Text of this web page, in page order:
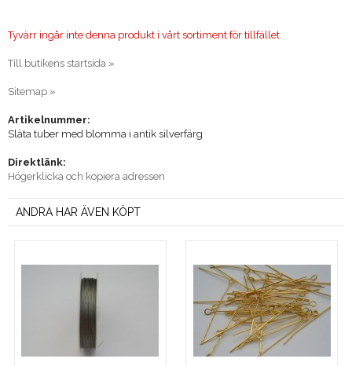
Tyvärr ingår inte denna produkt i vårt sortiment för tillfället.
Till butikens startsida »
Sitemap »
Artikelnummer:
Släta tuber med blomma i antik silverfärg
Direktlänk:
Högerklicka och kopiera adressen
ANDRA HAR ÄVEN KÖPT